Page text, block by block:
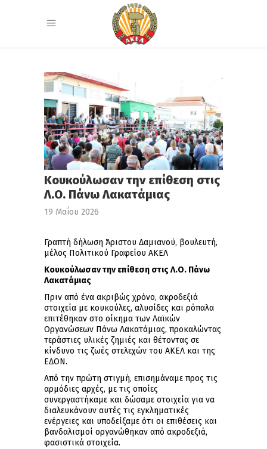
Κουκούλωσαν την επίθεση στις
Λ.Ο. Πάνω Λακατάμιας
19 Μαΐου 2026
Γραπτή δήλωση Άριστου Δαμιανού, βουλευτή,
μέλος Πολιτικού Γραφείου ΑΚΕΛ
Κουκούλωσαν την επίθεση στις Λ.Ο. Πάνω
Λακατάμιας
Πριν από ένα ακριβώς χρόνο, ακροδεξιά
στοιχεία με κουκούλες, αλυσίδες και ρόπαλα
επιτέθηκαν στο οίκημα των Λαϊκών
Οργανώσεων Πάνω Λακατάμιας, προκαλώντας
τεράστιες υλικές ζημιές και θέτοντας σε
κίνδυνο τις ζωές στελεχών του ΑΚΕΛ και της
ΕΔΟΝ.
Από την πρώτη στιγμή, επισημάναμε προς τις
αρμόδιες αρχές, με τις οποίες
συνεργαστήκαμε και δώσαμε στοιχεία για να
διαλευκάνουν αυτές τις εγκληματικές
ενέργειες και υποδείξαμε ότι οι επιθέσεις και
βανδαλισμοί οργανώθηκαν από ακροδεξιά,
φασιστικά στοιχεία.